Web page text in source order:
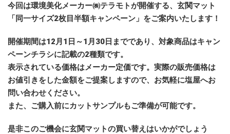
今回は環境美化メーカー㈱テラモトが開催する、玄関マット
「同一サイズ2枚目半額キャンペーン」をご案内いたします！
開催期間は12月1日～1月30日までであり、対象商品はキャン
ペーンチラシに記載の2種類です。
表示されている価格はメーカー定価です。実際の販売価格は
お値引きをした金額をご提案しますので、お気軽に塩屋へお
問い合わせください。
また、ご購入前にカットサンプルもご準備が可能です。
是非このご機会に玄関マットの買い替えはいかがでしょう